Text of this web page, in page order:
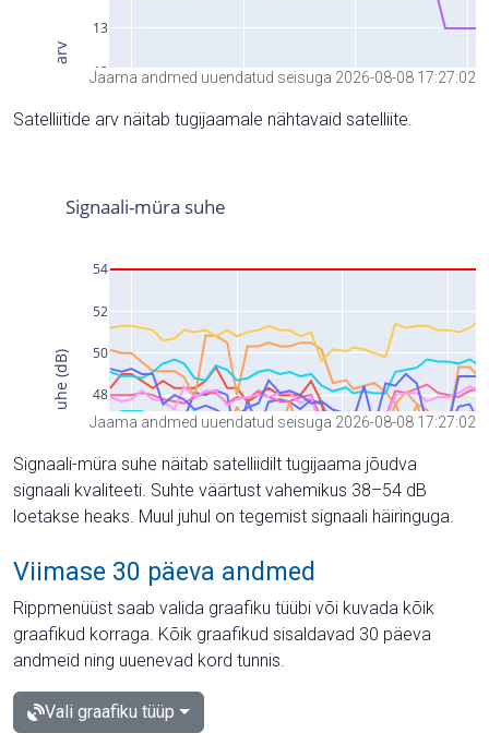
Jaama andmed uuendatud seisuga 2026-08-08 17:27:02
Satelliitide arv näitab tugijaamale nähtavaid satelliite.
Jaama andmed uuendatud seisuga 2026-08-08 17:27:02
Signaali-müra suhe näitab satelliidilt tugijaama jõudva
signaali kvaliteeti. Suhte väärtust vahemikus 38–54 dB
loetakse heaks. Muul juhul on tegemist signaali häiringuga.
Viimase 30 päeva andmed
Rippmenüüst saab valida graafiku tüübi või kuvada kõik
graafikud korraga. Kõik graafikud sisaldavad 30 päeva
andmeid ning uuenevad kord tunnis.
Vali graafiku tüüp